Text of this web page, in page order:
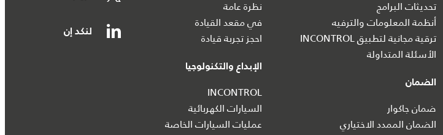
تحديثات البرامج
أنظمة المعلومات والترفيه
ترقية مجانية لتطبيق INCONTROL
الأسئلة المتداولة
الضمان
ضمان جاكوار
الضمان الممدد الاختياري
نظرة عامة
في مقعد القيادة
احجز تجربة قيادة
الإبداع والتكنولوجيا
INCONTROL
السيارات الكهربائية
عمليات السيارات الخاصة
لنكد إن